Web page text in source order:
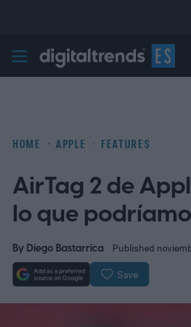
Digital Trends
HOME APPLE FEATURES
AirTag 2 de
lo que
By Diego Bastarrica Published
Save